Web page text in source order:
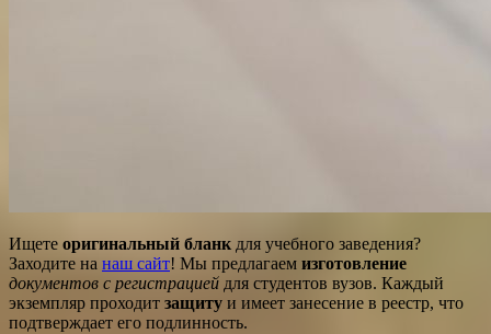
Ищете оригинальный бланк для учебного заведения?
Заходите на наш сайт! Мы предлагаем изготовление
документов с регистрацией для студентов вузов. Каждый
экземпляр проходит защиту и имеет занесение в реестр, что
подтверждает его подлинность.